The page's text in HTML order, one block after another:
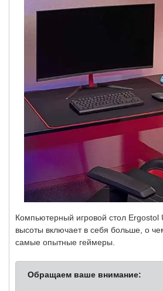
Компьютерный игровой стол Ergostol
высоты включает в себя больше, о
самые опытные геймеры.
Обращаем ваше внимание: